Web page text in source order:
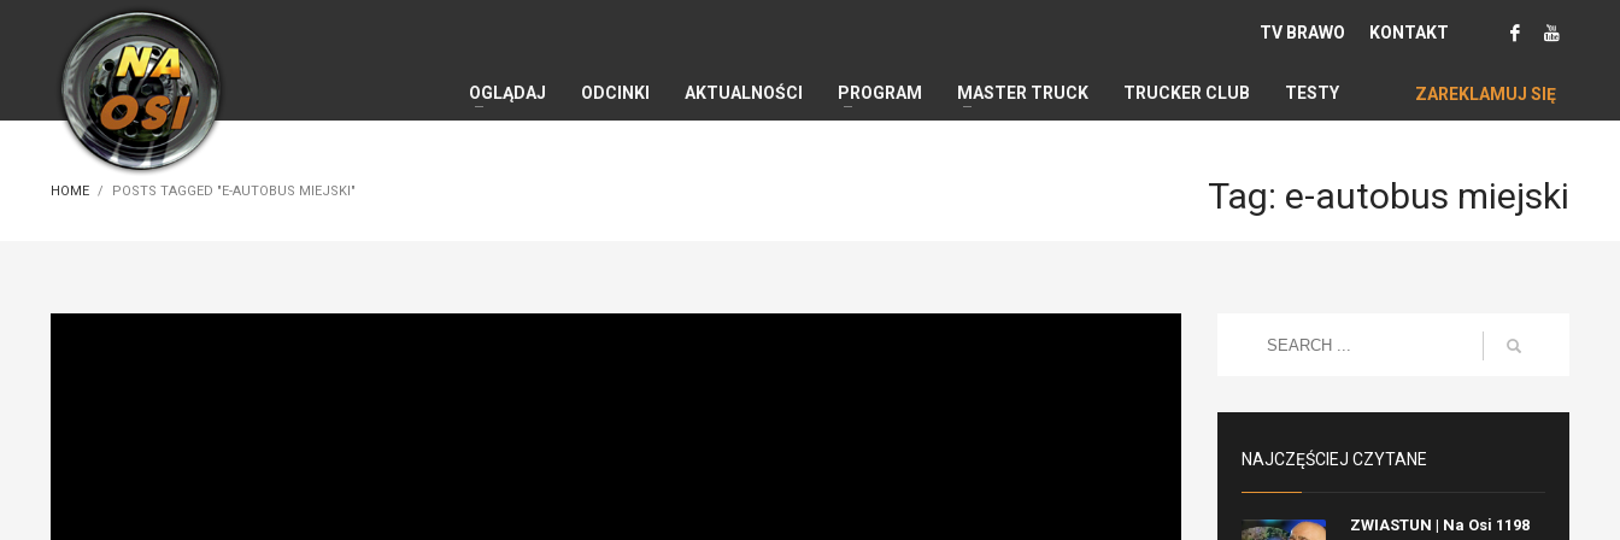
TV BRAWO KONTAKT
OGLĄDAJ ODCINKI AKTUALNOŚCI PROGRAM MASTER TRUCK TRUCKER CLUB TESTY ZAREKLAMUJ SIĘ
HOME POSTS TAGGED "E-AUTOBUS MIEJSKI" Tag: e-autobus miejski
NAJCZĘŚCIEJ CZYTANE
ZWIASTUN | Na Osi 1198